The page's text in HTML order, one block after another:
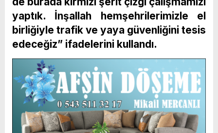
yaptık. İnşallah hemşehrilerimizle el
birliğiyle trafik ve yaya güvenliğini tesis
edeceğiz” ifadelerini kullandı.